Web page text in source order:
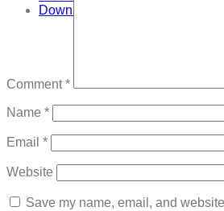
Download
Comment*
Name *
Email *
Website
Save my name, email, and